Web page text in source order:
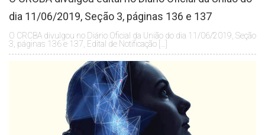
dia 11/06/2019, Seção 3, páginas 136 e 137
O CRCBA divulgou no Diário Oficial da União do dia 11/06/2019, Seção
3, páginas 136 e 137, Edital de Notificação […]